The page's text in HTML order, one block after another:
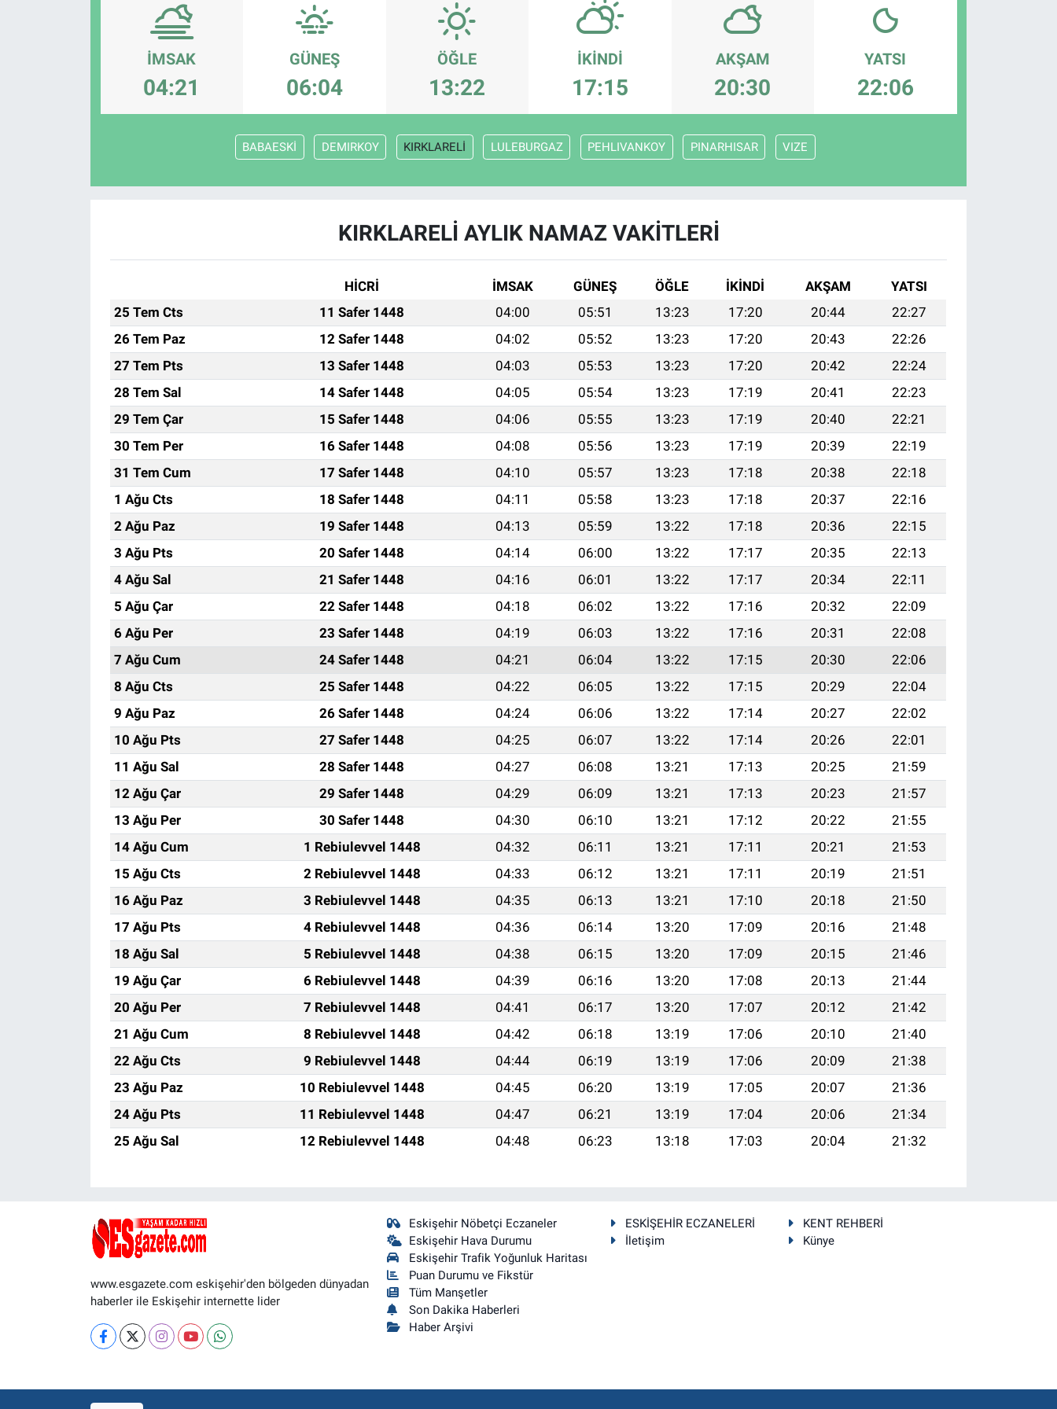
İMSAK
04:21
GÜNEŞ
06:04
ÖĞLE
13:22
İKINDI
17:15
AKŞAM
20:30
YATSI
22:06
BABAESKİ DEMIRKOY KIRKLARELİ LULEBURGAZ PEHLIVANKOY PINARHISAR VIZE
KIRKLARELİ AYLIK NAMAZ VAKITLERI
HİCRİ İMSAK GÜNEŞ ÖĞLE İKINDI AKŞAM
YATSI
25 Tem Cts
11 Safer 1448 04:00 05:51 13:23 17:20 20:44
22:27
26 Tem Paz
12 Safer 1448 04:02 05:52 13:23 17:20 20:43
22:26
27 Tem Pts
13 Safer 1448 04:03 05:53 13:23 17:20 20:42
22:24
28 Tem Sal
14 Safer 1448 04:05 05:54 13:23 17:19 20:41
22:23
29 Tem Çar
15 Safer 1448 04:06 05:55 13:23 17:19 20:40
22:21
30 Tem Per
16 Safer 1448 04:08 05:56 13:23 17:19 20:39
22:19
31 Tem Cum
17 Safer 1448 04:10 05:57 13:23 17:18 20:38
22:18
1 Ağu Cts
18 Safer 1448 04:11 05:58 13:23 17:18 20:37
22:16
2 Ağu Paz
19 Safer 1448 04:13 05:59 13:22 17:18 20:36
22:15
3 Ağu Pts
20 Safer 1448 04:14 06:00 13:22 17:17 20:35
22:13
4 Ağu Sal
21 Safer 1448 04:16 06:01 13:22 17:17 20:34
22:11
5 Ağu Çar
22 Safer 1448 04:18 06:02 13:22 17:16 20:32
22:09
6 Ağu Per
23 Safer 1448 04:19 06:03 13:22 17:16 20:31
22:08
7 Ağu Cum
24 Safer 1448 04:21 06:04 13:22 17:15 20:30
22:06
8 Ağu Cts
25 Safer 1448 04:22 06:05 13:22 17:15 20:29
22:04
9 Ağu Paz
26 Safer 1448 04:24 06:06 13:22 17:14 20:27
22:02
10 Ağu Pts
27 Safer 1448 04:25 06:07 13:22 17:14 20:26
22:01
11 Ağu Sal
28 Safer 1448 04:27 06:08 13:21 17:13 20:25
21:59
12 Ağu Çar
29 Safer 1448 04:29 06:09 13:21 17:13 20:23
21:57
13 Ağu Per
30 Safer 1448 04:30 06:10 13:21 17:12 20:22
21:55
14 Ağu Cum
1 Rebiulevvel 1448 04:32 06:11 13:21 17:11 20:21
21:53
15 Ağu Cts
2 Rebiulevvel 1448 04:33 06:12 13:21 17:11 20:19
21:51
16 Ağu Paz
3 Rebiulevvel 1448 04:35 06:13 13:21 17:10 20:18
21:50
17 Ağu Pts
4 Rebiulevvel 1448 04:36 06:14 13:20 17:09 20:16
21:48
18 Ağu Sal
5 Rebiulevvel 1448 04:38 06:15 13:20 17:09 20:15
21:46
19 Ağu Çar
6 Rebiulevvel 1448 04:39 06:16 13:20 17:08 20:13
21:44
20 Ağu Per
7 Rebiulevvel 1448 04:41 06:17 13:20 17:07 20:12
21:42
21 Ağu Cum
8 Rebiulevvel 1448 04:42 06:18 13:19 17:06 20:10
21:40
22 Ağu Cts
9 Rebiulevvel 1448 04:44 06:19 13:19 17:06 20:09
21:38
23 Ağu Paz
10 Rebiulevvel 1448 04:45 06:20 13:19 17:05 20:07
21:36
24 Ağu Pts
11 Rebiulevvel 1448 04:47 06:21 13:19 17:04 20:06
21:34
25 Ağu Sal
12 Rebiulevvel 1448 04:48 06:23 13:18 17:03 20:04 21:32
www.esgazete.com eskişehir'den bölgeden dünyadan
haberler ile Eskişehir internette lider
Eskişehir Nöbetçi Eczaneler
Eskişehir Hava Durumu
Eskişehir Trafik Yoğunluk Haritası
Puan Durumu ve Fikstür
Tüm Manşetler
Son Dakika Haberleri
Haber Arşivi
ESKİŞEHİR ECZANELERİ
KENT REHBERİ
İletişim
Künye
Bilim ve Teknoloji